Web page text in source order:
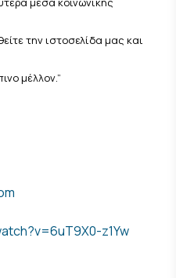
την ιστοσελίδα μας και
μέλλον.”
z1Yw